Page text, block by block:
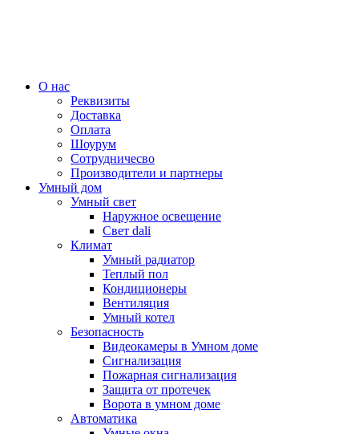
О нас
Реквизиты
Доставка
Оплата
Шоурум
Сотрудничесво
Производители и партнеры
Умный дом
Умный свет
Наружное освещение
Свет dali
Климат
Умный радиатор
Теплый пол
Кондиционеры
Вентиляция
Умный котел
Безопасность
Видеокамеры в Умном доме
Сигнализация
Пожарная сигнализация
Защита от протечек
Ворота в умном доме
Автоматика